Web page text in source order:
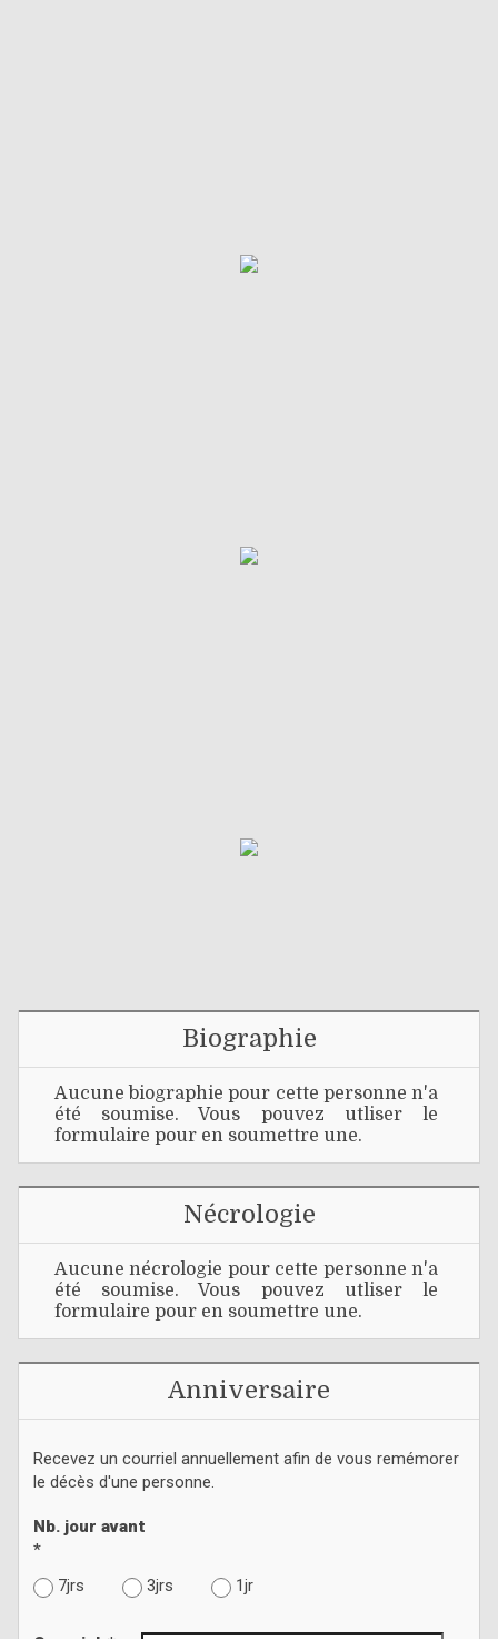
Biographie
Aucune biographie pour cette personne n'a
été soumise. Vous pouvez utliser le
formulaire pour en soumettre une.
Nécrologie
Aucune nécrologie pour cette personne n'a
été soumise. Vous pouvez utliser le
formulaire pour en soumettre une.
Anniversaire
Recevez un courriel annuellement afin de vous remémorer
le décès d'une personne.
Nb. jour avant
*
7jrs
3jrs 1jr